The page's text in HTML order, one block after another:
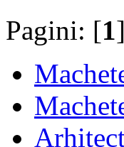
Pagini: [1]